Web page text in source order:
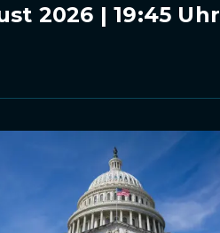
2026 | 19:45 Uhr